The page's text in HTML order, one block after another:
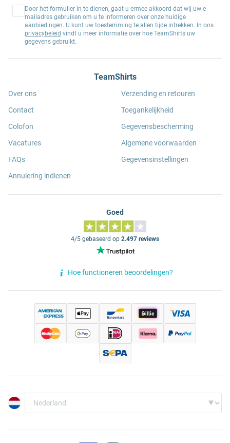
Door het formulier in te dienen, gaat u ermee akkoord dat wij uw e-
mailadres gebruiken om u te informeren over onze huidige
aanbiedingen. U kunt uw toestemming te allen tijde intrekken. In ons
privacybeleid vindt u meer informatie over hoe TeamShirts uw
gegevens gebruikt.
TeamShirts
Over ons
Contact
Colofon
Vacatures
FAQs
Annulering indienen
Verzending en retouren
Toegankelijkheid
Gegevensbescherming
Algemene voorwaarden
Gegevensinstellingen
Goed
4/5 gebaseerd op 2.497 reviews
Hoe functioneren beoordelingen?